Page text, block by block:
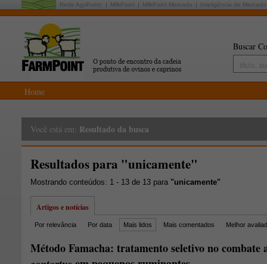
Rede AgriPoint: MilkPoint MilkPoint Mercado Inteligência de Mercado
Buscar
Home
Você está em: Resultado da busca
Resultados para "unicamente"
Mostrando conteúdos: 1 - 13 de 13 para "unicamente"
Artigos e notícias
Por relevância Por data Mais lidos Mais comentados Melhor
Método Famacha: tratamento seletivo no combate